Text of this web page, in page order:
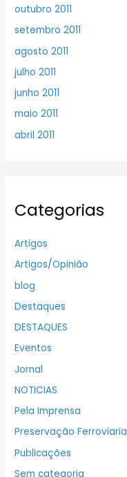
outubro 2011
setembro 2011
agosto 2011
julho 2011
junho 2011
maio 2011
abril 2011
Categorias
Artigos
Artigos/Opinião
blog
Destaques
DESTAQUES
Eventos
Jornal
NOTICIAS
Pela Imprensa
Preservação Ferroviaria
Publicações
Sem categoria